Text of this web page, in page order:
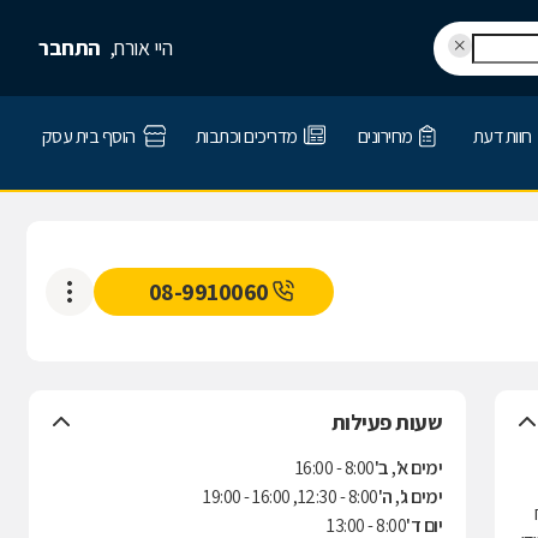
היי אורח, התחבר
חוות דעת מחירונים מדריכים וכתבות הוסף בית עסק
08-9910060
שעות פעילות
ימים א', ב'8:00 - 16:00
ימים ג', ה'8:00 - 12:30, 16:00 - 19:00
יום ד'8:00 - 13:00